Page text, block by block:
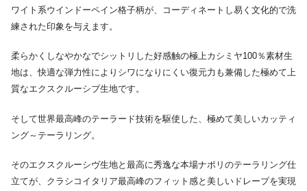
ワイト系ウインドーペイン格子柄が、コーディネートし易く文化的で洗
練された印象を与えます。
柔らかくしなやかなでシットリした好感触の極上カシミヤ100％素材生
地は、快適な弾力性によりシワになりにくい復元力も兼備した極めて上
質なエクスクルーシブ生地です。
そして世界最高峰のテーラード技術を駆使した、極めて美しいカッティ
ング～テーラリング。
そのエクスクルーシヴ生地と最高に秀逸な本場ナポリのテーラリング仕
立てが、クラシコイタリア最高峰のフィット感と美しいドレープを実現